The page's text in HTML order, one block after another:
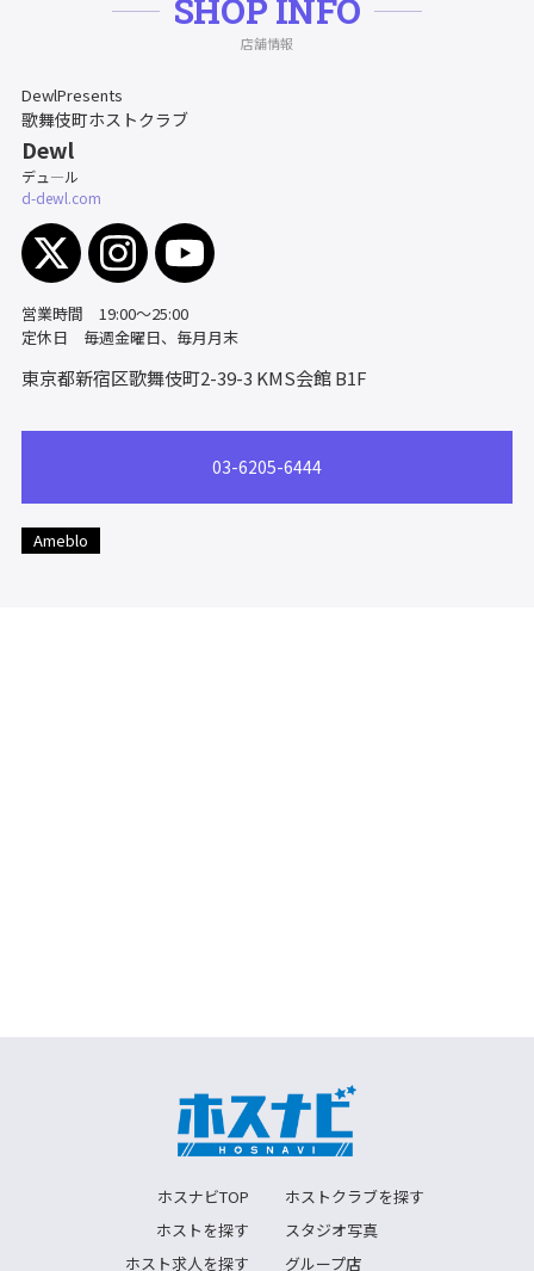
SHOP INFO
店舗情報
DewlPresents
歌舞伎町ホストクラブ
Dewl
デュ―ル
d-dewl.com
営業時間 19:00～25:00
定休日 毎週金曜日、毎月月末
東京都新宿区歌舞伎町2-39-3 KMS会館 B1F
03-6205-6444
Ameblo
ホスナビTOP
ホストクラブを探す
ホストを探す
スタジオ写真
ホスト求人を探す
グループ店